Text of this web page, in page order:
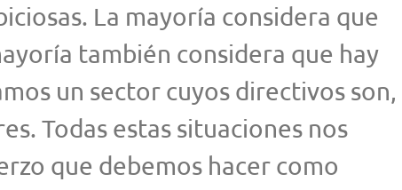
La mayoría considera que
también considera que hay
un sector cuyos directivos son,
Todas estas situaciones nos
que debemos hacer como